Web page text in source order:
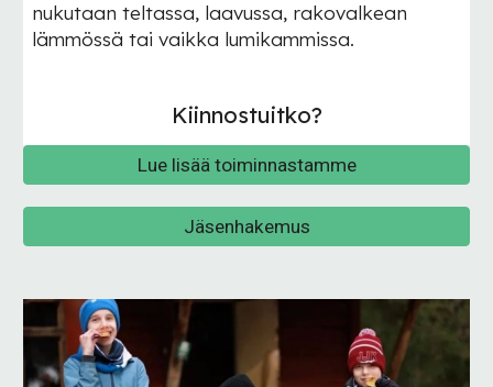
nukutaan teltassa, laavussa, rakovalkean
lämmössä tai vaikka lumikammissa.
Kiinnostuitko?
Lue lisää toiminnastamme
Jäsenhakemus